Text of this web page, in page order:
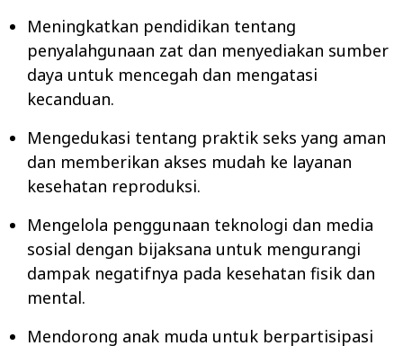
Meningkatkan pendidikan tentang
penyalahgunaan zat dan menyediakan sumber
daya untuk mencegah dan mengatasi
kecanduan.
Mengedukasi tentang praktik seks yang aman
dan memberikan akses mudah ke layanan
kesehatan reproduksi.
Mengelola penggunaan teknologi dan media
sosial dengan bijaksana untuk mengurangi
dampak negatifnya pada kesehatan fisik dan
mental.
Mendorong anak muda untuk berpartisipasi